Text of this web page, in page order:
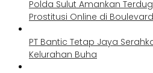
Polda Sulut Amankan
Prostitusi Online di
PT Bantic Tetap Jaya
Kelurahan Buha